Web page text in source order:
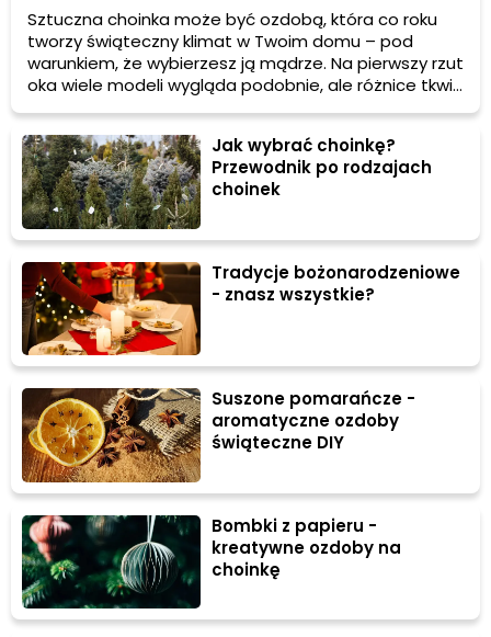
Sztuczna choinka może być ozdobą, która co roku
tworzy świąteczny klimat w Twoim domu – pod
warunkiem, że wybierzesz ją mądrze. Na pierwszy rzut
oka wiele modeli wygląda podobnie, ale różnice tkwią
w detalach, które zadecydują o trwałości, wygodzie
użytkowania i efekcie wizualnym. Zanim podejmiesz
decyzję, warto wiedzieć, na co zwrócić uwagę, by
uniknąć rozczarowania. Odpowiedni materiał,
przemyślany kształt i kilka praktycznych dodatków
mogą całkowicie odmienić Twoje święta.
Jak wybrać choinkę?
Przewodnik po rodzajach
choinek
Tradycje bożonarodzeniowe
- znasz wszystkie?
Suszone pomarańcze -
aromatyczne ozdoby
świąteczne DIY
Bombki z papieru -
kreatywne ozdoby na
choinkę